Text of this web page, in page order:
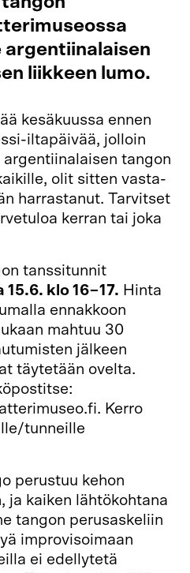
argentiinalaisen
liikkeen lumo.
kesäkuussa ennen
iltapäivää, jolloin
tangon
olit sitten vasta-
harrastanut. Tarvitset
kerran tai joka
tanssitunnit
klo 16−17. Hinta
ennakkoon
mahtuu 30
jälkeen
täytetään ovelta.
Kerro
tunneille
perustuu kehon
ja kaiken lähtökohtana
tangon perusaskeliin
improvisoimaan
ei edellytetä